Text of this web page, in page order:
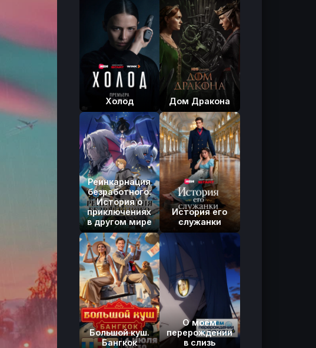
Холод Дом Дракона
Реинкарнация
безработного:
История о
приключениях
в другом мире
История его
служанки
Большой куш.
Бангкок
О моём
перерождении
в слизь